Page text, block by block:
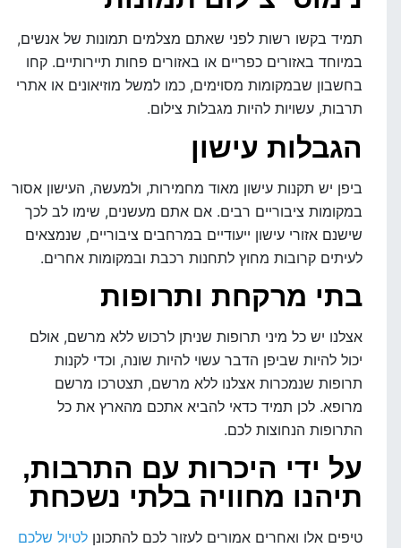
תמיד בקשו רשות לפני שאתם מצלמים תמונות של אנשים,
במיוחד באזורים כפריים או באזורים פחות תיירותיים. קחו
בחשבון שבמקומות מסוימים, כמו למשל מוזיאונים או אתרי
תרבות, עשויות להיות מגבלות צילום.
הגבלות עישון
ביפן יש תקנות עישון מאוד מחמירות, ולמעשה, העישון אסור
במקומות ציבוריים רבים. אם אתם מעשנים, שימו לב לכך
שישנם אזורי עישון ייעודיים במרחבים ציבוריים, שנמצאים
לעיתים קרובות מחוץ לתחנות רכבת ובמקומות אחרים.
בתי מרקחת ותרופות
אצלנו יש כל מיני תרופות שניתן לרכוש ללא מרשם, אולם
יכול להיות שביפן הדבר עשוי להיות שונה, וכדי לקנות
תרופות שנמכרות אצלנו ללא מרשם, תצטרכו מרשם
מרופא. לכן תמיד כדאי להביא אתכם מהארץ את כל
התרופות הנחוצות לכם.
על ידי היכרות עם התרבות,
תיהנו מחוויה בלתי נשכחת
טיפים אלו ואחרים אמורים לעזור לכם להתכונןלטיול שלכם